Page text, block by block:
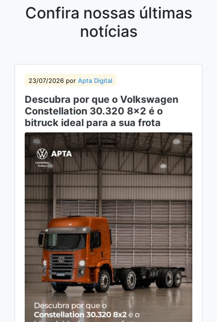
Confira nossas últimas
notícias
23/07/2026 por Apta Digital
Descubra por que o Volkswagen
Constellation 30.320 8×2 é o
bitruck ideal para a sua frota